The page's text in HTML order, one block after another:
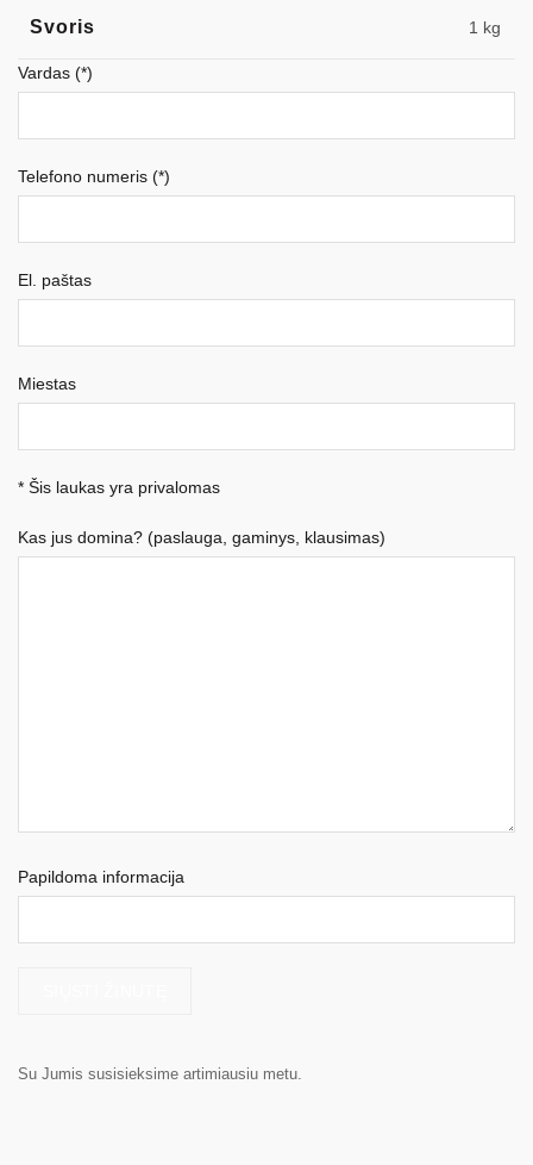
Svoris 1 kg
Vardas (*)
Telefono numeris (*)
El. paštas
Miestas
* Šis laukas yra privalomas
Kas jus domina? (paslauga, gaminys, klausimas)
Papildoma informacija
Su Jumis susisieksime artimiausiu metu.